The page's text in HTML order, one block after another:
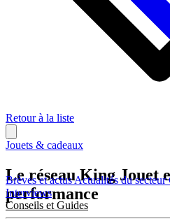
Brèves et actusActualités du secteur
Interviews
Conseils et Guides
Retour à la liste
Jouets & cadeaux
Le réseau King Jouet
performance